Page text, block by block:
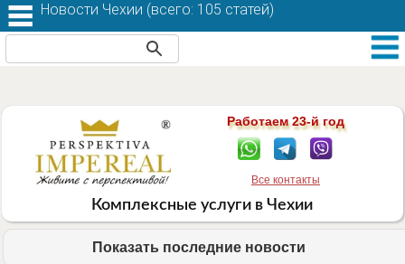
Работаем 23-й год
Все контакты
Комплексные услуги в Чехии
Показать последние новости
Новости Чехии (всего: 105 статей)